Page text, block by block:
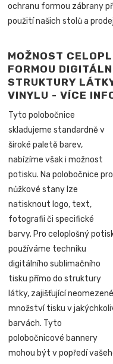
ochranu formou zábrany
použití našich stolů a
MOŽNOST
FORMOU
STRUKTURY
VINYLU - VÍCE
Tyto polobočnice
skladujeme standardně v
široké paletě barev,
nabízíme však i možnost
potisku. Na polobočnice pro
nůžkové stany lze
natisknout logo, text,
fotografii či specifické
barvy. Pro celoplošný
používáme techniku
digitálního sublimačního
tisku přímo do struktury
látky, zajišťující neomezené
množství tisku v
barvách. Tyto
polobočnicové bannery
mohou být v popředí